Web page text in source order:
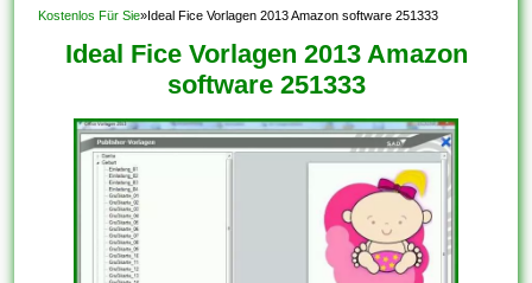
Kostenlos Für Sie»Ideal Fice Vorlagen 2013 Amazon software 251333
Ideal Fice Vorlagen 2013 Amazon
software 251333